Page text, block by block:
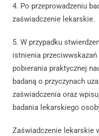
4. Po przeprowadzeniu
zaświadczenie lekarskie.
5. W przypadku
istnienia
pobierania praktycznej
badaną o przyczynach
zaświadczenia oraz
badania lekarskiego
Zaświadczenie lekarskie